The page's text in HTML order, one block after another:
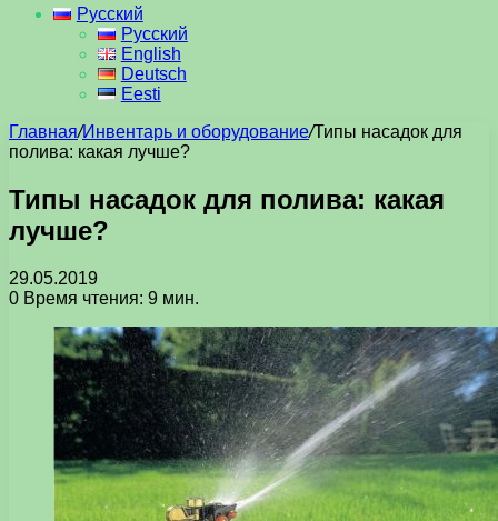
Русский
Русский
English
Deutsch
Eesti
Главная/Инвентарь и оборудование/Типы насадок для
полива: какая лучше?
Типы насадок для полива: какая
лучше?
29.05.2019
0 Время чтения: 9 мин.